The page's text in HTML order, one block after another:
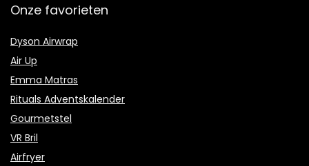
Onze favorieten
Dyson Airwrap
Air Up
Emma Matras
Rituals Adventskalender
Gourmetstel
VR Bril
Airfryer